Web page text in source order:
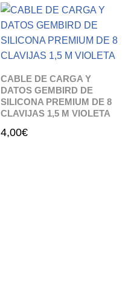
CABLE DE CARGA Y
DATOS GEMBIRD DE
SILICONA PREMIUM DE 8
CLAVIJAS 1,5 M VIOLETA
4,00€